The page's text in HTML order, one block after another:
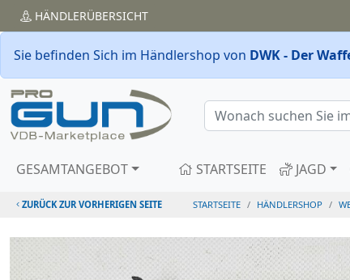
HÄNDLERÜBERSICHT
Sie befinden Sich im Händlershop von DWK - Der
GESAMTANGEBOT STARTSEITE JAGD
ZURÜCK ZUR VORHERIGEN SEITE STARTSEITE HÄNDLERSHOP